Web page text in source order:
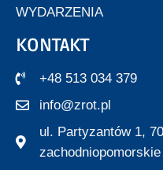
WYDARZENIA
KONTAKT
+48 513 034 379
info@zrot.pl
ul. Partyzantów 1,
zachodniopomorskie